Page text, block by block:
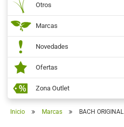
Otros
Marcas
Novedades
Ofertas
Zona Outlet
Inicio Marcas BACH ORIGINAL